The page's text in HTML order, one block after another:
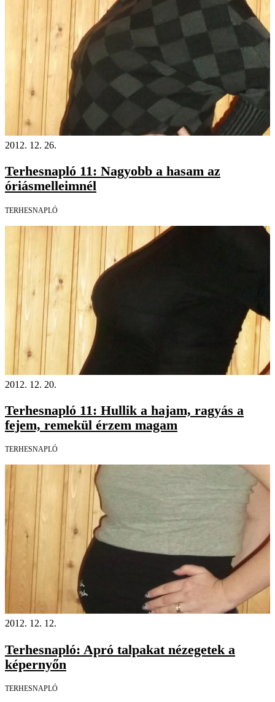
2012. 12. 26.
Terhesnapló 11: Nagyobb a hasam az
óriásmelleimnél
TERHESNAPLÓ
2012. 12. 20.
Terhesnapló 11: Hullik a hajam, ragyás a
fejem, remekül érzem magam
TERHESNAPLÓ
2012. 12. 12.
Terhesnapló: Apró talpakat nézegetek a
képernyőn
TERHESNAPLÓ